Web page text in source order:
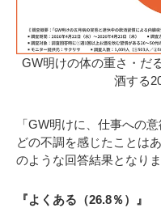
GW明けの体の重さ・だ
酒する
「GW明けに、仕事への
どの不調を感じたことは
のような回答結果となりま
『よくある（26.8％）』